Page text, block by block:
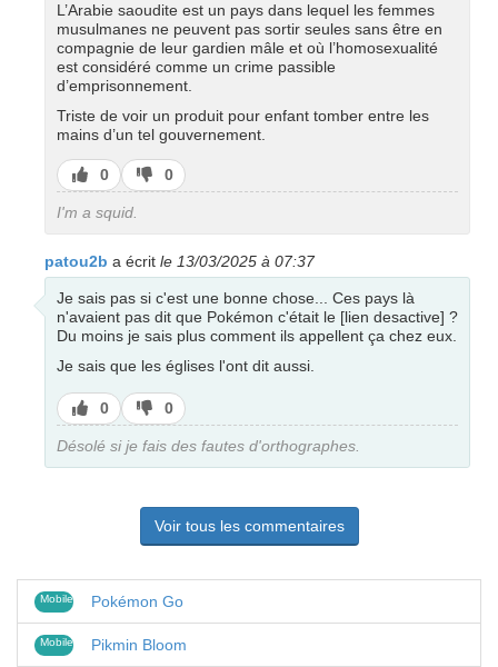
L’Arabie saoudite est un pays dans lequel les femmes
musulmanes ne peuvent pas sortir seules sans être en
compagnie de leur gardien mâle et où l’homosexualité
est considéré comme un crime passible
d’emprisonnement.
Triste de voir un produit pour enfant tomber entre les
mains d’un tel gouvernement.
J’aime
0
J’aime
pas
0
I'm a squid.
patou2b a écrit le 13/03/2025 à 07:37
Je sais pas si c'est une bonne chose... Ces pays là
n'avaient pas dit que Pokémon c'était le [lien desactive] ?
Du moins je sais plus comment ils appellent ça chez eux.
Je sais que les églises l'ont dit aussi.
J’aime
0
J’aime
pas
0
Désolé si je fais des fautes d'orthographes.
Voir tous les commentaires
Mobile Pokémon Go
Mobile Pikmin Bloom